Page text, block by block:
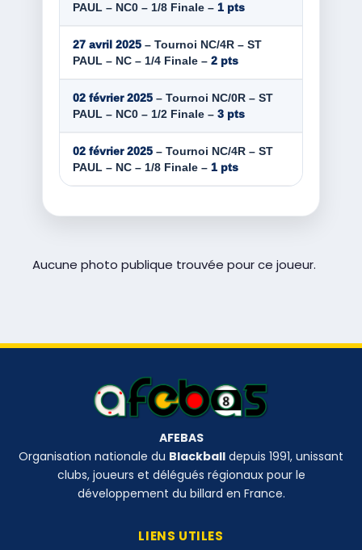
PAUL – NC0 – 1/8 Finale – 1 pts
27 avril 2025 – Tournoi NC/4R – ST
PAUL – NC – 1/4 Finale – 2 pts
02 février 2025 – Tournoi NC/0R – ST
PAUL – NC0 – 1/2 Finale – 3 pts
02 février 2025 – Tournoi NC/4R – ST
PAUL – NC – 1/8 Finale – 1 pts
Aucune photo publique trouvée pour ce joueur.
AFEBAS
Organisation nationale du Blackball depuis 1991, unissant
clubs, joueurs et délégués régionaux pour le
développement du billard en France.
LIENS UTILES